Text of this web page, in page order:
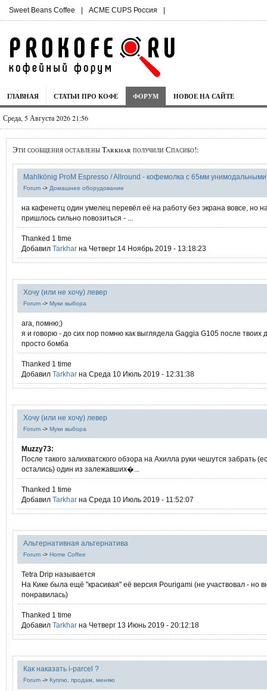
Sweet Beans Coffee | ACME CUPS Россия |
ГЛАВНАЯ СТАТЬИ ПРО КОФЕ ФОРУМ НОВОЕ НА САЙТЕ
Среда, 5 Августа 2026 21:56
Эти сообщения оставлены Tarkhar получили Спасибо!:
Mahlkönig ProM Espresso / Allround - кофемолка с 65мм
Forum -> Домашнее оборудование
на кафенетц один умелец перевёл её на работу без экрана вовсе, но
пришлось сильно повозиться - ...
Thanked 1 time
Добавил Tarkhar на Четверг 14 Ноябрь 2019 - 13:18:23
Хочу (или не хочу) левер
Forum -> Муки выбора
ага, помню;)
я и говорю - до сих пор помню как выглядела Gaggia G105 после твоих
просто бомба
Thanked 1 time
Добавил Tarkhar на Среда 10 Июль 2019 - 12:31:38
Хочу (или не хочу) левер
Forum -> Муки выбора
Muzzy73:
После такого залихватского обзора на Ахилла руки чешутся забрать
остались) один из залежавших�...
Thanked 1 time
Добавил Tarkhar на Среда 10 Июль 2019 - 11:52:07
Альтернативная альтернатива
Forum -> Home Coffee
Tetra Drip называется
На Кике была ещё "красивая" её версия Pourigami (не участвовал - но
понравилась)
Thanked 1 time
Добавил Tarkhar на Четверг 13 Июнь 2019 - 20:12:18
Как наказать i-parcel ?
Forum -> Куплю, продам, меняю